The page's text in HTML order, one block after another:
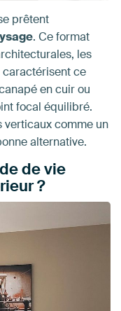
prêtent
. Ce format
les
ce
en cuir ou
focal équilibré.
verticaux comme un
alternative.
de vie
?